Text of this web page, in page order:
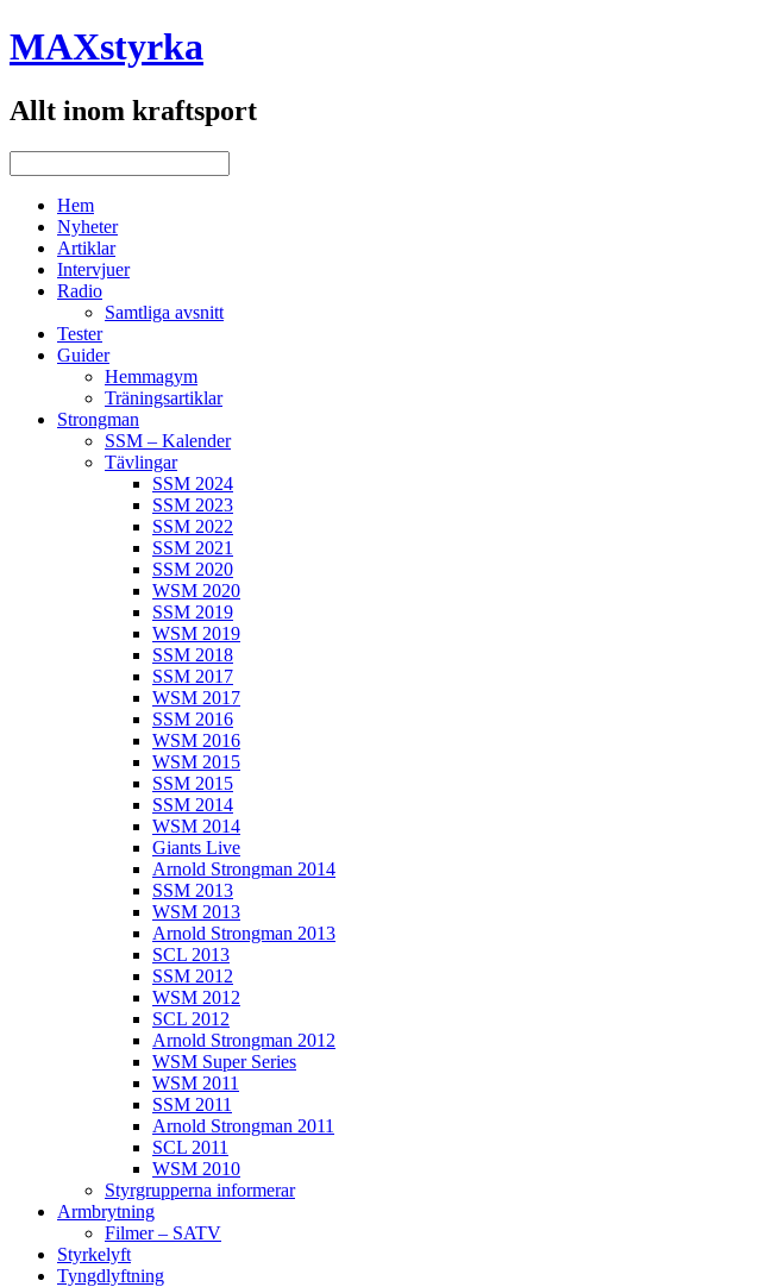
MAXstyrka
Allt inom kraftsport
Hem
Nyheter
Artiklar
Intervjuer
Radio
Samtliga avsnitt
Tester
Guider
Hemmagym
Träningsartiklar
Strongman
SSM – Kalender
Tävlingar
SSM 2024
SSM 2023
SSM 2022
SSM 2021
SSM 2020
WSM 2020
SSM 2019
WSM 2019
SSM 2018
SSM 2017
WSM 2017
SSM 2016
WSM 2016
WSM 2015
SSM 2015
SSM 2014
WSM 2014
Giants Live
Arnold Strongman 2014
SSM 2013
WSM 2013
Arnold Strongman 2013
SCL 2013
SSM 2012
WSM 2012
SCL 2012
Arnold Strongman 2012
WSM Super Series
WSM 2011
SSM 2011
Arnold Strongman 2011
SCL 2011
WSM 2010
Styrgrupperna informerar
Armbrytning
Filmer – SATV
Styrkelyft
Tyngdlyftning